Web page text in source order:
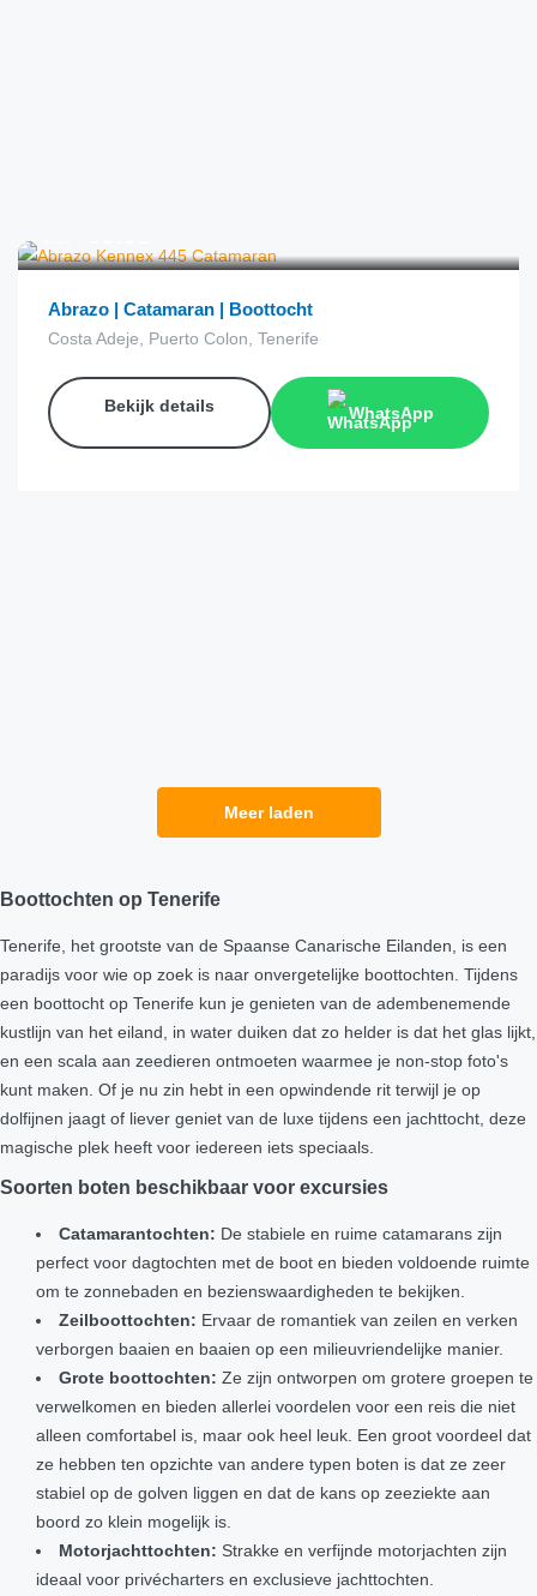
Abrazo | Catamaran | Boottocht
Costa Adeje, Puerto Colon, Tenerife
Bekijk details WhatsApp
Meer laden
Boottochten op Tenerife
Tenerife, het grootste van de Spaanse Canarische Eilanden, is een
paradijs voor wie op zoek is naar onvergetelijke boottochten. Tijdens
een boottocht op Tenerife kun je genieten van de adembenemende
kustlijn van het eiland, in water duiken dat zo helder is dat het glas lijkt,
en een scala aan zeedieren ontmoeten waarmee je non-stop foto's
kunt maken. Of je nu zin hebt in een opwindende rit terwijl je op
dolfijnen jaagt of liever geniet van de luxe tijdens een jachttocht, deze
magische plek heeft voor iedereen iets speciaals.
Soorten boten beschikbaar voor excursies
Catamarantochten: De stabiele en ruime catamarans zijn
perfect voor dagtochten met de boot en bieden voldoende ruimte
om te zonnebaden en bezienswaardigheden te bekijken.
Zeilboottochten: Ervaar de romantiek van zeilen en verken
verborgen baaien en baaien op een milieuvriendelijke manier.
Grote boottochten: Ze zijn ontworpen om grotere groepen te
verwelkomen en bieden allerlei voordelen voor een reis die niet
alleen comfortabel is, maar ook heel leuk. Een groot voordeel dat
ze hebben ten opzichte van andere typen boten is dat ze zeer
stabiel op de golven liggen en dat de kans op zeeziekte aan
boord zo klein mogelijk is.
Motorjachttochten: Strakke en verfijnde motorjachten zijn
ideaal voor privécharters en exclusieve jachttochten.